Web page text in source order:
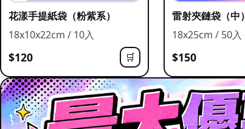
花漾手提紙袋（粉紫系）
18x10x22cm / 10入
$120 🛒
雷射夾鏈袋（中）
18x25cm / 50入
$150